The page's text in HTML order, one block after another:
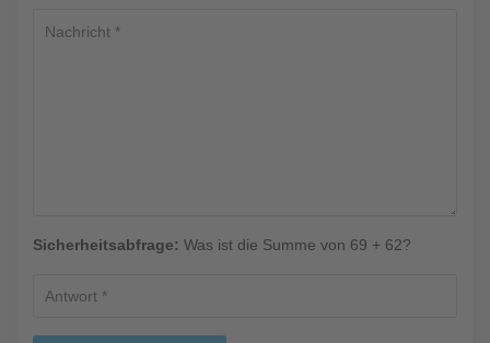
Sicherheitsabfrage: Was ist die Summe von 69 + 62?